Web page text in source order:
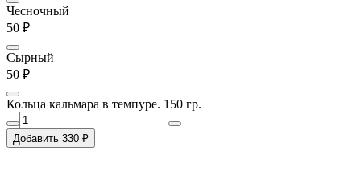
Чесночный
50 ₽
Сырный
50 ₽
Кольца кальмара в темпуре. 150 гр.
Добавить 330 ₽